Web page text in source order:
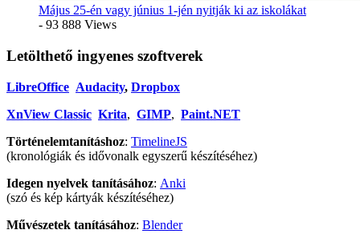
Május 25-én vagy június 1-jén nyitják ki az iskolákat
- 93 888 Views
Letölthető ingyenes szoftverek
LibreOffice Audacity, Dropbox
XnView Classic Krita, GIMP, Paint.NET
Történelemtanításhoz: TimelineJS
(kronológiák és idővonalk egyszerű készítéséhez)
Idegen nyelvek tanításához: Anki
(szó és kép kártyák készítéséhez)
Művészetek tanításához: Blender